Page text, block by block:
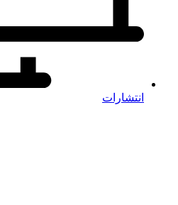
انتشارات